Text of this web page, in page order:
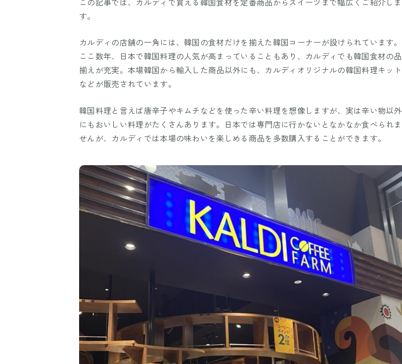
す。
カルディの店舗の一角には、韓国の食材だけを揃えた韓国コーナーが設けられています。
ここ数年、日本で韓国料理の人気が高まっていることもあり、カルディでも韓国食材の品
揃えが充実。本場韓国から輸入した商品以外にも、カルディオリジナルの韓国料理キット
などが販売されています。
韓国料理と言えば唐辛子やキムチなどを使った辛い料理を想像しますが、実は辛い物以外
にもおいしい料理がたくさんあります。日本では専門店に行かないとなかなか食べられま
せんが、カルディでは本場の味わいを楽しめる商品を多数購入することができます。